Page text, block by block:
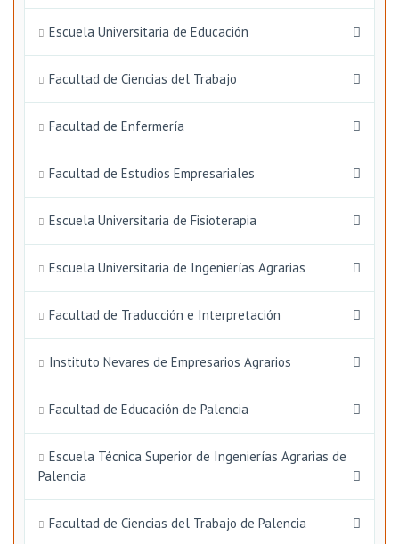
Escuela Universitaria de Educación
Facultad de Ciencias del Trabajo
Facultad de Enfermería
Facultad de Estudios Empresariales
Escuela Universitaria de Fisioterapia
Escuela Universitaria de Ingenierías Agrarias
Facultad de Traducción e Interpretación
Instituto Nevares de Empresarios Agrarios
Facultad de Educación de Palencia
Escuela Técnica Superior de Ingenierías Agrarias de
Palencia
Facultad de Ciencias del Trabajo de Palencia